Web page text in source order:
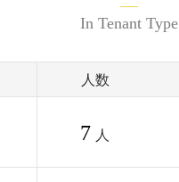
In Tenant Type
人数
7 人